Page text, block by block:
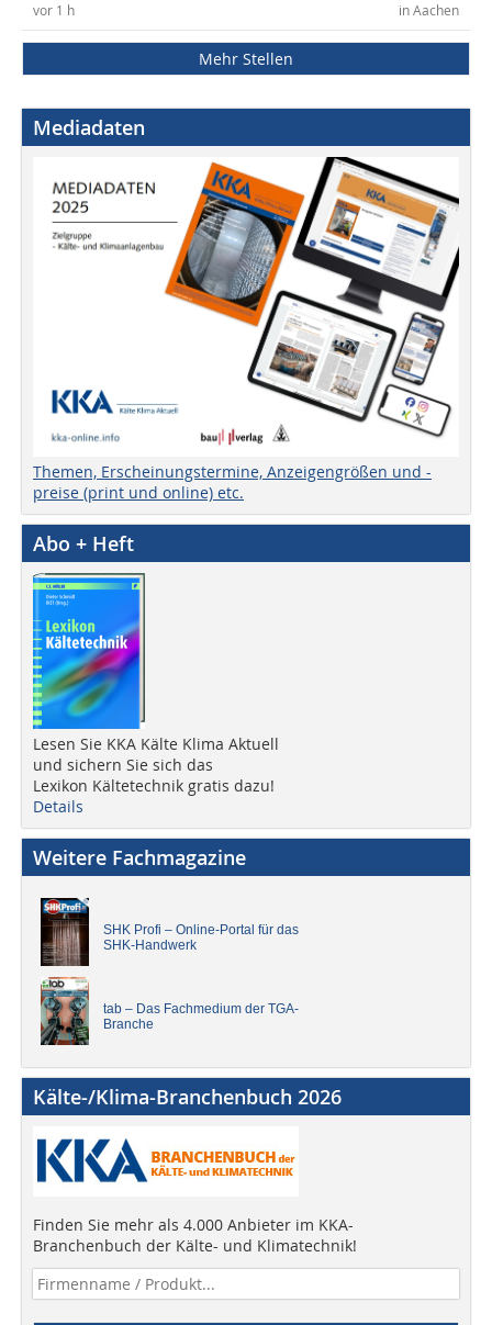
in Aachen
vor 1 h
Mehr Stellen
Mediadaten
Themen, Erscheinungstermine, Anzeigengrößen und -
preise (print und online) etc.
Abo + Heft
Lesen Sie KKA Kälte Klima Aktuell
und sichern Sie sich das
Lexikon Kältetechnik gratis dazu!
Details
Weitere Fachmagazine
SHK Profi – Online-Portal für das
SHK-Handwerk
tab – Das Fachmedium der TGA-
Branche
Kälte-/Klima-Branchenbuch 2026
Finden Sie mehr als 4.000 Anbieter im KKA-
Branchenbuch der Kälte- und Klimatechnik!